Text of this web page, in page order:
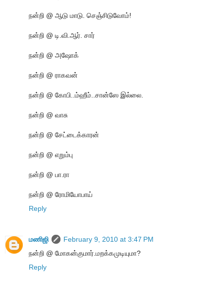
நன்றி @ ஆடு மாடு. செஞ்சிடுவோம்!
நன்றி @ டி.வி.ஆர். சார்
நன்றி @ அஷோக்
நன்றி @ ராகவன்
நன்றி @ கோபி..ம்ஹீம்..சான்ஸே இல்லை.
நன்றி @ வாசு
நன்றி @ சேட்டைக்காரன்
நன்றி @ எறும்பு
நன்றி @ பா.ரா
நன்றி @ ரோமியோபாய்
Reply
மணிஜி
February 9, 2010 at 3:47 PM
நன்றி @ மோகன்குமார்.மறக்கமுடியுமா?
Reply